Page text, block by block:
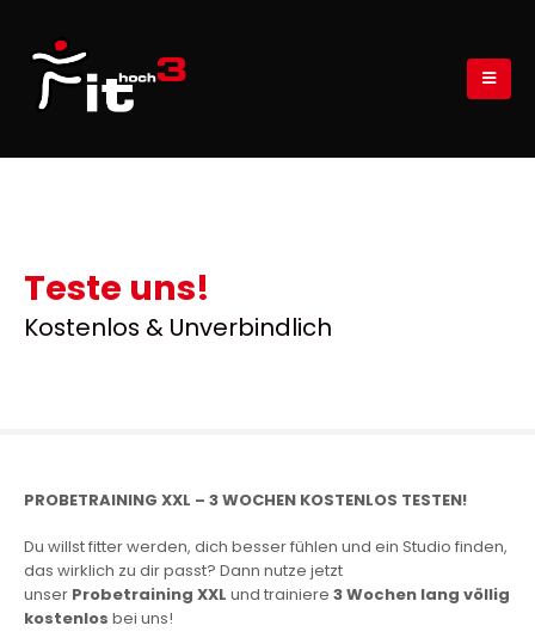
Teste uns!
Kostenlos & Unverbindlich
PROBETRAINING XXL – 3 WOCHEN KOSTENLOS TESTEN!
Du willst fitter werden, dich besser fühlen und ein Studio finden,
das wirklich zu dir passt? Dann nutze jetzt
unser Probetraining XXL und trainiere 3Wochen lang völlig
kostenlos bei uns!